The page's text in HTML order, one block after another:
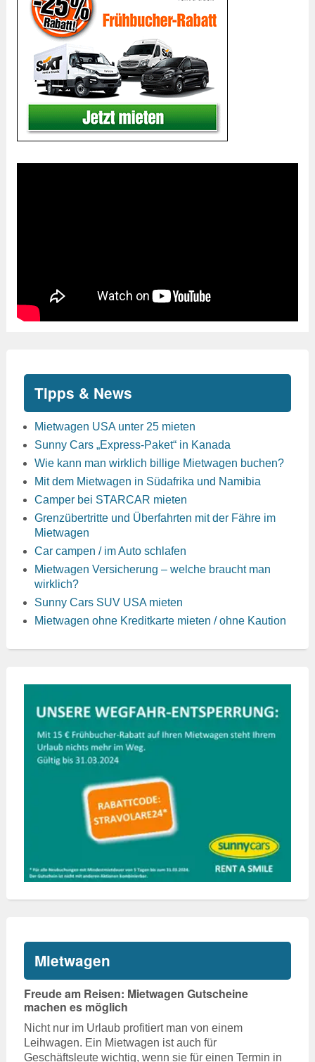
Tipps & News
Mietwagen USA unter 25 mieten
Sunny Cars „Express-Paket“ in Kanada
Wie kann man wirklich billige Mietwagen buchen?
Mit dem Mietwagen in Südafrika und Namibia
Camper bei STARCAR mieten
Grenzübertritte und Überfahrten mit der Fähre im
Mietwagen
Car campen / im Auto schlafen
Mietwagen Versicherung – welche braucht man
wirklich?
Sunny Cars SUV USA mieten
Mietwagen ohne Kreditkarte mieten / ohne Kaution
Mietwagen
Freude am Reisen: Mietwagen Gutscheine
machen es möglich
Nicht nur im Urlaub profitiert man von einem
Leihwagen. Ein Mietwagen ist auch für
Geschäftsleute wichtig, wenn sie für einen Termin in